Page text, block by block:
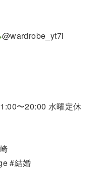
@wardrobe_yt7i
〜20:00 水曜定休
#結婚